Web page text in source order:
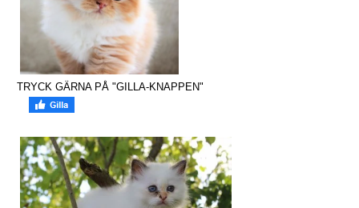
TRYCK GÄRNA PÅ "GILLA-KNAPPEN"